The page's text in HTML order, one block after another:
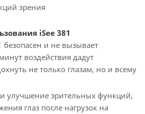
зрения
iSee 381
безопасен и не вызывает
воздействия дадут
не только глазам, но и всему
улучшение зрительных функций,
глаз после нагрузок на